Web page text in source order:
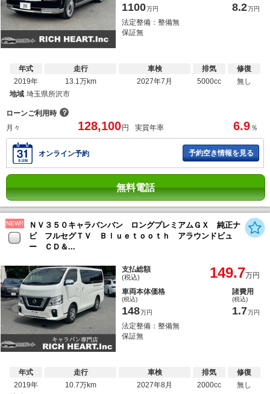
1100万円 8.2万円
法定整備：整備無
保証無
年式
2019年
走行
13.1万km
車検
2027年7月
排気
5000cc
修復
無し
地域 埼玉県所沢市
ローンご利用時 ？
月々
128,100 円 実質年率 6.9 ％
オンライン予約 予約空き情報を見る
無料電話
NEW!!
ＮＶ３５０キャラバンバン ロングプレミアムＧＸ 純正ナ
ビ フルセグＴＶ Ｂｌｕｅｔｏｏｔｈ アラウンドビュ
ー ＣＤ＆...
支払総額
(税込) 149.7万円
車両本体価格
(税込)
148万円
諸費用
(税込)
1.7万円
法定整備：整備無
保証無
年式
2019年
走行
10.7万km
車検
2027年8月
排気
2000cc
修復
無し